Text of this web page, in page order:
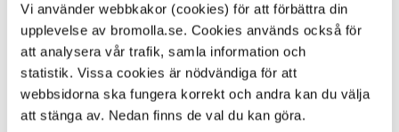
Vi använder webbkakor (cookies) för att förbättra din
upplevelse av bromolla.se. Cookies används också för
att analysera vår trafik, samla information och
statistik. Vissa cookies är nödvändiga för att
webbsidorna ska fungera korrekt och andra kan du välja
att stänga av. Nedan finns de val du kan göra.
Korallen
Korallgatan 1E
Box 18, 295 21 Bromölla
0456-82 23 05
Jenny MacLeod
Enhetschef